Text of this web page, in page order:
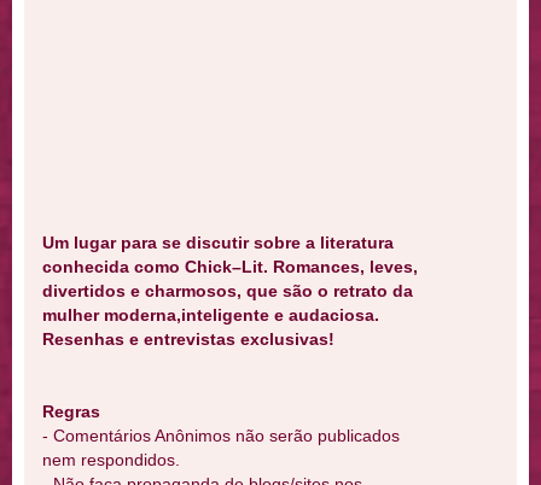
Um lugar para se discutir sobre a literatura
conhecida como Chick–Lit. Romances, leves,
divertidos e charmosos, que são o retrato da
mulher moderna,inteligente e audaciosa.
Resenhas e entrevistas exclusivas!
Regras
- Comentários Anônimos não serão publicados
nem respondidos.